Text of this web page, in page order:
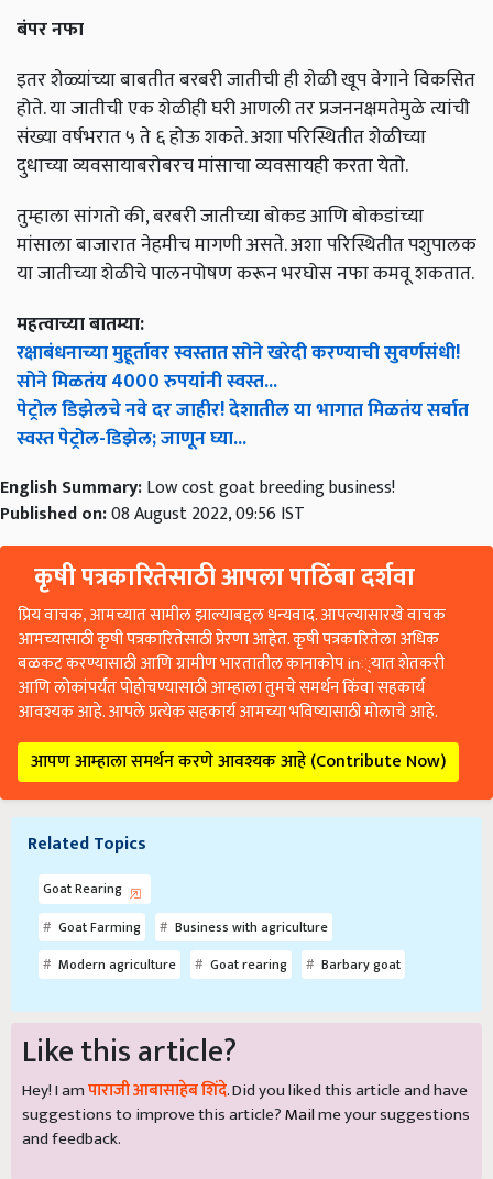
बंपर नफा
इतर शेळ्यांच्या बाबतीत बरबरी जातीची ही शेळी खूप वेगाने विकसित
होते. या जातीची एक शेळीही घरी आणली तर प्रजननक्षमतेमुळे त्यांची
संख्या वर्षभरात ५ ते ६ होऊ शकते. अशा परिस्थितीत शेळीच्या
दुधाच्या व्यवसायाबरोबरच मांसाचा व्यवसायही करता येतो.
तुम्हाला सांगतो की, बरबरी जातीच्या बोकड आणि बोकडांच्या
मांसाला बाजारात नेहमीच मागणी असते. अशा परिस्थितीत पशुपालक
या जातीच्या शेळीचे पालनपोषण करून भरघोस नफा कमवू शकतात.
महत्वाच्या बातम्या:
रक्षाबंधनाच्या मुहूर्तावर स्वस्तात सोने खरेदी करण्याची सुवर्णसंधी!
सोने मिळतंय 4000 रुपयांनी स्वस्त...
पेट्रोल डिझेलचे नवे दर जाहीर! देशातील या भागात मिळतंय सर्वात
स्वस्त पेट्रोल-डिझेल; जाणून घ्या...
English Summary:Low cost goat breeding business!
Published on:08 August 2022, 09:56 IST
कृषी पत्रकारितेसाठी आपला पाठिंबा दर्शवा
प्रिय वाचक, आमच्यात सामील झाल्याबद्दल धन्यवाद. आपल्यासारखे वाचक
आमच्यासाठी कृषी पत्रकारितेसाठी प्रेरणा आहेत. कृषी पत्रकारितेला अधिक
बळकट करण्यासाठी आणि ग्रामीण भारतातील कानाकोप in्यात शेतकरी
आणि लोकांपर्यंत पोहोचण्यासाठी आम्हाला तुमचे समर्थन किंवा सहकार्य
आवश्यक आहे. आपले प्रत्येक सहकार्य आमच्या भविष्यासाठी मोलाचे आहे.
आपण आम्हाला समर्थन करणे आवश्यक आहे (Contribute Now)
Related Topics
Goat Rearing
Goat Farming
Business with agriculture
Modern agriculture
Goat rearing Barbary goat
Like this article?
Hey! I amपाराजी आबासाहेब शिंदे. Did you liked this article and have
suggestions to improve this article?Mailme your suggestions
and feedback.